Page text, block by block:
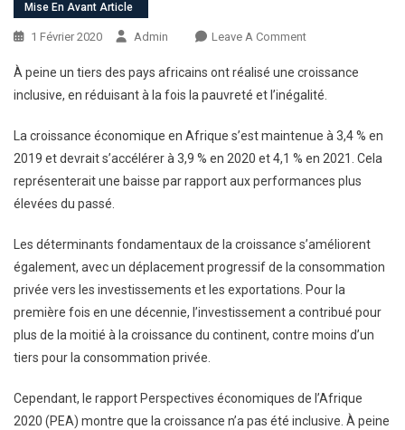
Mise En Avant Article
1 Février 2020 Admin Leave A CommentOn
Économiques
En
2020
:
À
Tiers
Des
Pays
Africains
Croissance
Inclusive,
À peine un tiers des pays africains ont réalisé une croissance
inclusive, en réduisant à la fois la pauvreté et l’inégalité.
La croissance économique en Afrique s’est maintenue à 3,4 % en
2019 et devrait s’accélérer à 3,9 % en 2020 et 4,1 % en 2021. Cela
représenterait une baisse par rapport aux performances plus
élevées du passé.
Les déterminants fondamentaux de la croissance s’améliorent
également, avec un déplacement progressif de la consommation
privée vers les investissements et les exportations. Pour la
première fois en une décennie, l’investissement a contribué pour
plus de la moitié à la croissance du continent, contre moins d’un
tiers pour la consommation privée.
Cependant, le rapport Perspectives économiques de l’Afrique
2020 (PEA) montre que la croissance n’a pas été inclusive. À peine